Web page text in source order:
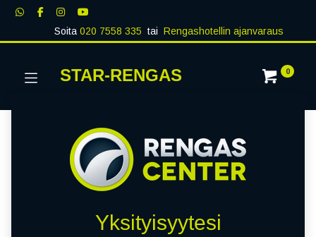
Soita020 7558 335 tai Rengashotellin ajanvaraus
STAR-RENGAS 0
Yksityisyytesi